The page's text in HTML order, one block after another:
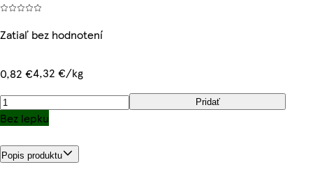
Zatiaľ bez hodnotení
0,82 €4,32 €/kg
Pridať
Bez lepku
Popis produktu